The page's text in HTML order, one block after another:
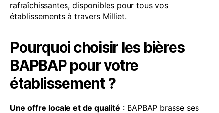
rafraîchissantes, disponibles pour tous vos
établissements à travers Milliet.
Pourquoi choisir les bières
BAPBAP pour votre
établissement ?
Une offre locale et de qualité : BAPBAP brasse ses